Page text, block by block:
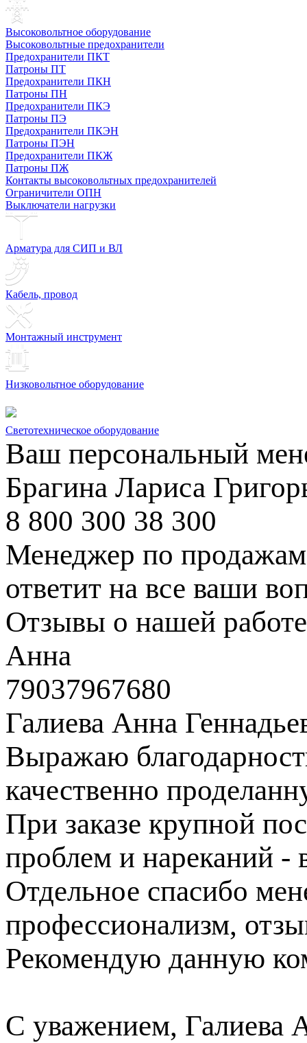
Высоковольтное оборудование
Высоковольтные предохранители
Предохранители ПКТ
Патроны ПТ
Предохранители ПКН
Патроны ПН
Предохранители ПКЭ
Патроны ПЭ
Предохранители ПКЭН
Патроны ПЭН
Предохранители ПКЖ
Патроны ПЖ
Контакты высоковольтных предохранителей
Ограничители ОПН
Выключатели нагрузки
Арматура для СИП и ВЛ
Кабель, провод
Монтажный инструмент
Низковольтное оборудование
Светотехническое оборудование
Ваш персональный
Брагина Лариса
8 800 300 38 300
Менеджер по продажам
ответит на все ваши
Отзывы о нашей работе
Анна
79037967680
Галиева Анна
Выражаю
качественно
При заказе крупной
проблем и нареканий -
Отдельное спасибо
профессионализм,
Рекомендую данную
С уважением, Галиева